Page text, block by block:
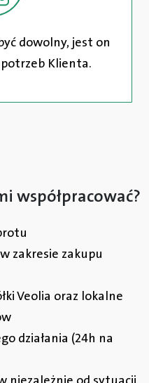
dowolny, jest on
Klienta.
współpracować?
zakresie zakupu
Veolia oraz lokalne
działania (24h na